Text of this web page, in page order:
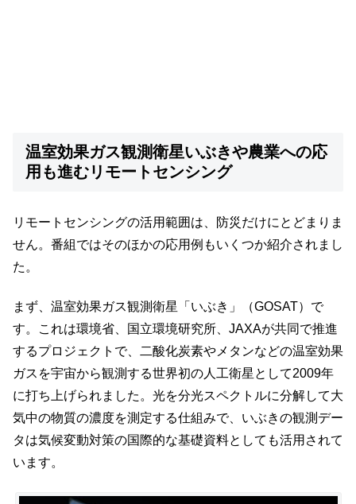
温室効果ガス観測衛星いぶきや農業への応
用も進むリモートセンシング
リモートセンシングの活用範囲は、防災だけにとどまりま
せん。番組ではそのほかの応用例もいくつか紹介されまし
た。
まず、温室効果ガス観測衛星「いぶき」（GOSAT）で
す。これは環境省、国立環境研究所、JAXAが共同で推進
するプロジェクトで、二酸化炭素やメタンなどの温室効果
ガスを宇宙から観測する世界初の人工衛星として2009年
に打ち上げられました。光を分光スペクトルに分解して大
気中の物質の濃度を測定する仕組みで、いぶきの観測デー
タは気候変動対策の国際的な基礎資料としても活用されて
います。